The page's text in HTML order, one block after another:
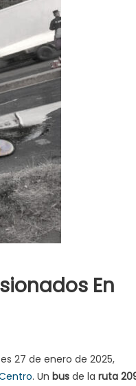
En
27 de enero de 2025,
. Un bus de la ruta